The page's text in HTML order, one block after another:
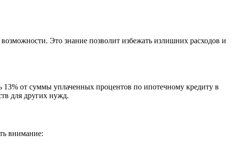
Это знание позволит избежать излишних расходов и
13% от суммы уплаченных процентов по ипотечному кредиту в
для других нужд.
внимание: